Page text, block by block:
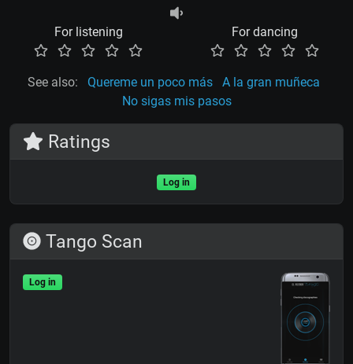
For listening For dancing
See also: Quereme un poco más
A la gran muñeca
No sigas mis pasos
Ratings
Log in
Tango Scan
Log in